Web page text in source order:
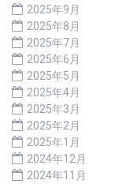
2025年9月
2025年8月
2025年7月
2025年6月
2025年5月
2025年4月
2025年3月
2025年2月
2025年1月
2024年12月
2024年11月